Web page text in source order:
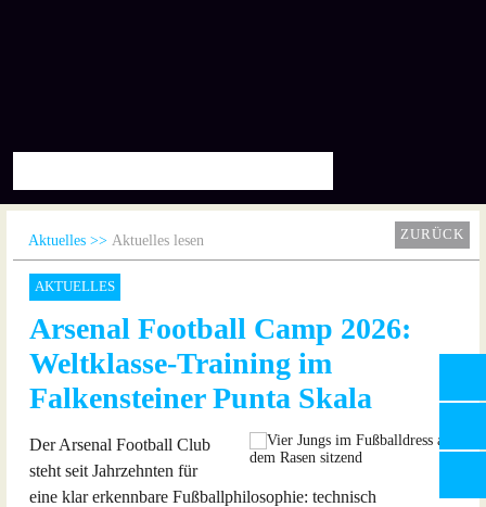
ZURÜCK
Aktuelles Aktuelles lesen
AKTUELLES
Arsenal Football Camp 2026:
Weltklasse-Training im
Falkensteiner Punta Skala
Der Arsenal Football Club
steht seit Jahrzehnten für
eine klar erkennbare Fußballphilosophie: technisch